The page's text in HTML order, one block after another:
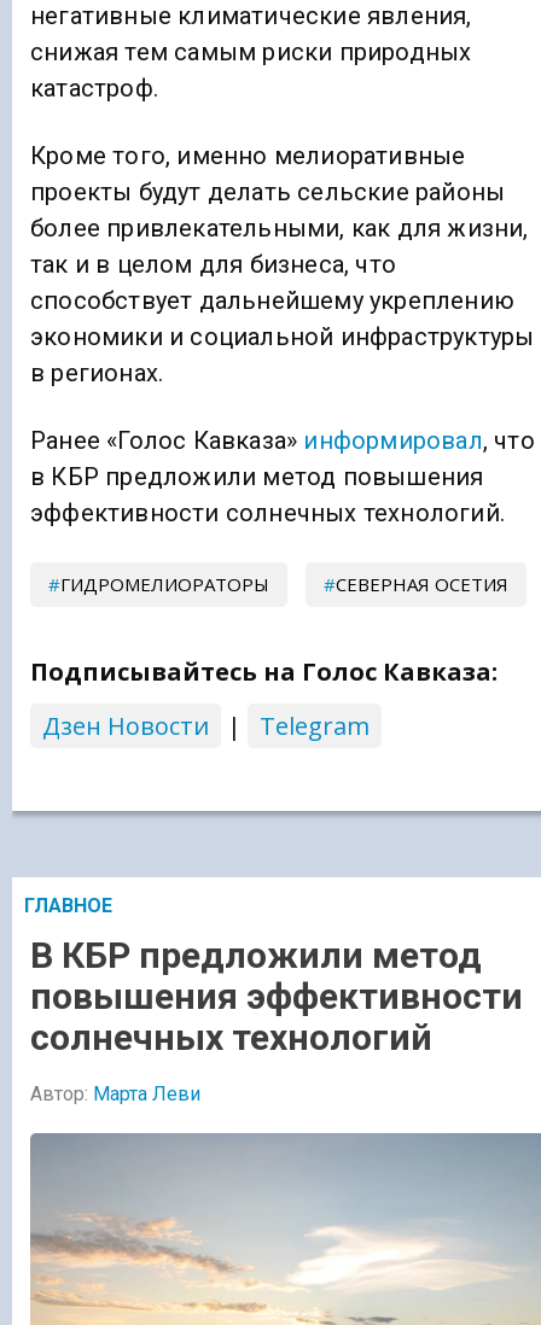
негативные климатические явления,
снижая тем самым риски природных
катастроф.
Кроме того, именно мелиоративные
проекты будут делать сельские районы
более привлекательными, как для жизни,
так и в целом для бизнеса, что
способствует дальнейшему укреплению
экономики и социальной инфраструктуры
в регионах.
Ранее «Голос Кавказа» информировал, что
в КБР предложили метод повышения
эффективности солнечных технологий.
ГИДРОМЕЛИОРАТОРЫ СЕВЕРНАЯ ОСЕТИЯ
Подписывайтесь на Голос Кавказа:
Дзен Новости
| Telegram
ГЛАВНОЕ
В КБР предложили метод
повышения эффективности
солнечных технологий
Автор: Марта Леви